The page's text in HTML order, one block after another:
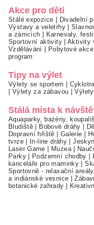
Akce pro děti
Stálé expozice Divadelní
Výstavy a veletrhy|
a zámcích
Karnevaly,
Sportovní aktivity|Aktivity
Vzdělávání
Pobytové
program
Tipy na výlet
Výlety se sportem
Výlety za zábavou |
Stálá místa k
Aquaparky, bazény,
Bludiště
Bobové dráhy
Dopravní hřiště
Galerie
tvrze| In-line dráhy |
Laser Game
Muzea|
Parky| Podzemní chodby
kanceláře pro maminky |
Sportovně - relaxační areály
a indiánské vesnice |
botanické zahrady